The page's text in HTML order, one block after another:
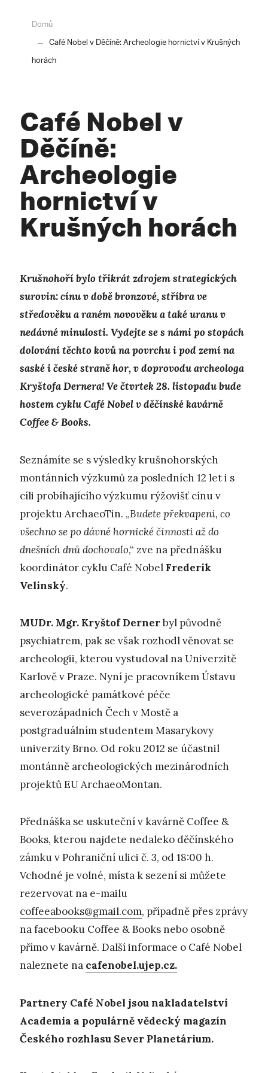
Domů
Café Nobel v Děčíně: Archeologie hornictví v Krušných
horách
Café Nobel v
Děčíně:
Archeologie
hornictví v
Krušných horách
Krušnohoří bylo třikrát zdrojem strategických
surovin: cínu v době bronzové, stříbra ve
středověku a raném novověku a také uranu v
nedávné minulosti. Vydejte se s námi po stopách
dolování těchto kovů na povrchu i pod zemí na
saské i české straně hor, v doprovodu archeologa
Kryštofa Dernera! Ve čtvrtek 28. listopadu bude
hostem cyklu Café Nobel v děčínské kavárně
Coffee & Books.
Seznámíte se s výsledky krušnohorských
montánních výzkumů za posledních 12 let i s
cíli probíhajícího výzkumu rýžovišť cínu v
projektu ArchaeoTin. „Budete překvapeni, co
všechno se po dávné hornické činnosti až do
dnešních dnů dochovalo,“ zve na přednášku
koordinátor cyklu Café Nobel Frederik
Velinský.
MUDr. Mgr. Kryštof Dernerbyl původně
psychiatrem, pak se však rozhodl věnovat se
archeologii, kterou vystudoval na Univerzitě
Karlově v Praze. Nyní je pracovníkem Ústavu
archeologické památkové péče
severozápadních Čech v Mostě a
postgraduálním studentem Masarykovy
univerzity Brno. Od roku 2012 se účastnil
montánně archeologických mezinárodních
projektů EU ArchaeoMontan.
Přednáška se uskuteční v kavárně Coffee &
Books, kterou najdete nedaleko děčínského
zámku v Pohraniční ulici č. 3, od 18:00 h.
Vchodné je volné, místa k sezení si můžete
rezervovat na e-mailu
coffeeabooks@gmail.com, případně přes zprávy
na facebooku Coffee & Books nebo osobně
přímo v kavárně. Další informace o Café Nobel
naleznete na cafenobel.ujep.cz.
Partnery Café Nobel jsou nakladatelství
Academia a populárně vědecký magazín
Českého rozhlasu Sever Planetárium.